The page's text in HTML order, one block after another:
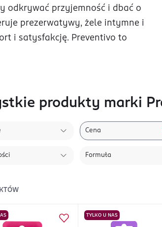
odkrywać przyjemność i dbać o
prezerwatywy, żele intymne i
i satysfakcję. Preventivo to
produkty marki
Cena
Formuła
TYLKO U NAS